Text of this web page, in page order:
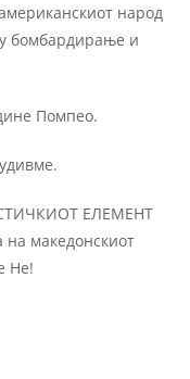
народ
бомбардирање и
Помпео.
ЕЛЕМЕНТ
на македонскиот
Не!